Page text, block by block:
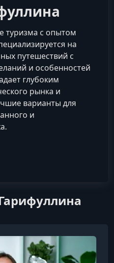
туризма с опытом
на
путешествий с
и особенностей
глубоким
рынка и
варианты для
и